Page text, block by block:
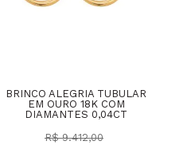
BRINCO ALEGRIA TUBULAR
EM OURO 18K COM
DIAMANTES 0,04CT
R$ 9.412,00